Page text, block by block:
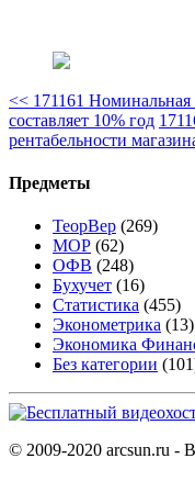
<< 171161 Номинальная
составляет 10% год
рентабельности
Предметы
ТеорВер (269)
МОР (62)
ОФВ (248)
Бухучет (16)
Статистика (455)
Эконометрика (13)
Экономика
Без категории
© 2009-2020 arcsun.ru -